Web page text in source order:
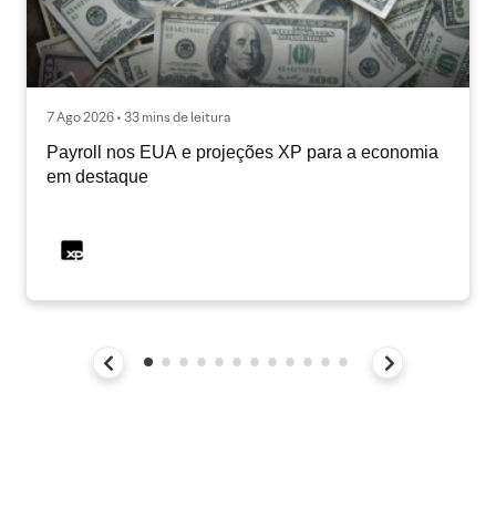
7 Ago 2026 • 33 mins de leitura
Payroll nos EUA e projeções XP para a economia
em destaque